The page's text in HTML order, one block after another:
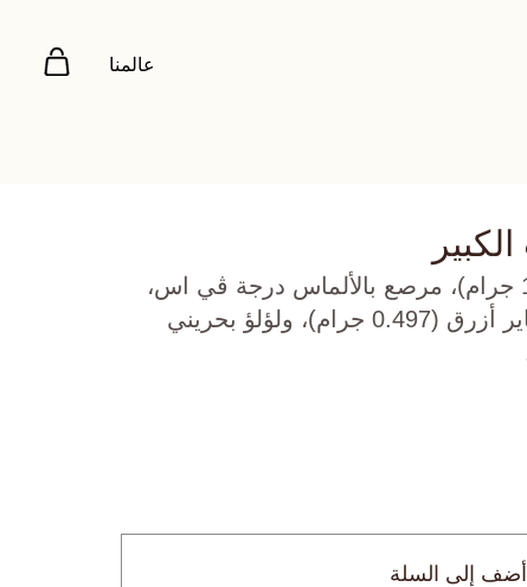
عالمنا
ذهب أصفر عيار 22 (16.379 جرام)، مرصع بالألماس درجة ڤي اس،
اللون جي (1.5 قيراط)، سفاير أزرق (0.497 جرام)، ولؤلؤ بحريني
أضف إلى السلة